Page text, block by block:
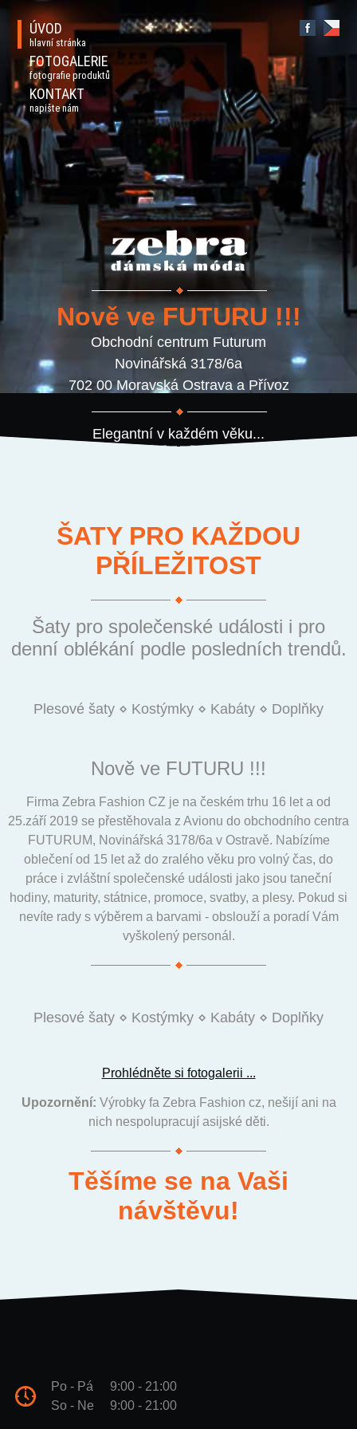
ÚVOD
hlavní stránka
FOTOGALERIE
fotografie produktů
KONTAKT
napište nám
Nově ve FUTURU !!!
Obchodní centrum Futurum
Novinářská 3178/6a
702 00 Moravská Ostrava a Přívoz
Elegantní v každém věku...
ŠATY PRO KAŽDOU
PŘÍLEŽITOST
Šaty pro společenské události i pro
denní oblékání podle posledních trendů.
Nově ve FUTURU !!!
Firma Zebra Fashion CZ je na českém trhu 16 let a od
25.září 2019 se přestěhovala z Avionu do obchodního centra
FUTURUM, Novinářská 3178/6a v Ostravě. Nabízíme
oblečení od 15 let až do zralého věku pro volný čas, do
práce i zvláštní společenské události jako jsou taneční
hodiny, maturity, státnice, promoce, svatby, a plesy. Pokud si
nevíte rady s výběrem a barvami - obslouží a poradí Vám
vyškolený personál.
Prohlédněte si fotogalerii ...
Upozornění: Výrobky fa Zebra Fashion cz, nešijí ani na
nich nespolupracují asijské děti.
Těšíme se na Vaši
návštěvu!
Po - Pá
9:00 - 21:00
So - Ne
9:00 - 21:00